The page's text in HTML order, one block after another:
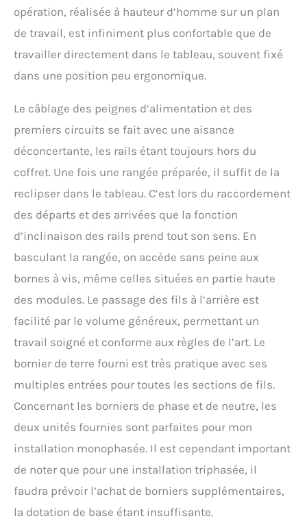
opération, réalisée à hauteur d’homme sur un plan
de travail, est infiniment plus confortable que de
travailler directement dans le tableau, souvent fixé
dans une position peu ergonomique.
Le câblage des peignes d’alimentation et des
premiers circuits se fait avec une aisance
déconcertante, les rails étant toujours hors du
coffret. Une fois une rangée préparée, il suffit de la
reclipser dans le tableau. C’est lors du raccordement
des départs et des arrivées que la fonction
d’inclinaison des rails prend tout son sens. En
basculant la rangée, on accède sans peine aux
bornes à vis, même celles situées en partie haute
des modules. Le passage des fils à l’arrière est
facilité par le volume généreux, permettant un
travail soigné et conforme aux règles de l’art. Le
bornier de terre fourni est très pratique avec ses
multiples entrées pour toutes les sections de fils.
Concernant les borniers de phase et de neutre, les
deux unités fournies sont parfaites pour mon
installation monophasée. Il est cependant important
de noter que pour une installation triphasée, il
faudra prévoir l’achat de borniers supplémentaires,
la dotation de base étant insuffisante.